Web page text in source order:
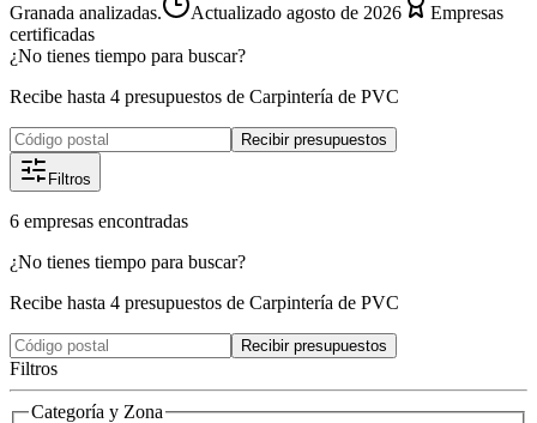
Granada analizadas.
Actualizado agosto de 2026
Empresas
certificadas
¿No tienes tiempo para buscar?
Recibe hasta 4 presupuestos de Carpintería de PVC
Recibir presupuestos
Filtros
6 empresas encontradas
¿No tienes tiempo para buscar?
Recibe hasta 4 presupuestos de Carpintería de PVC
Recibir presupuestos
Filtros
Categoría y Zona